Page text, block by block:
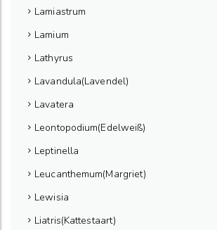
Lamiastrum
Lamium
Lathyrus
Lavandula(Lavendel)
Lavatera
Leontopodium(Edelweiß)
Leptinella
Leucanthemum(Margriet)
Lewisia
Liatris(Kattestaart)